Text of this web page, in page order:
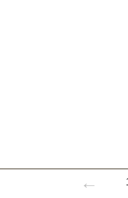
←